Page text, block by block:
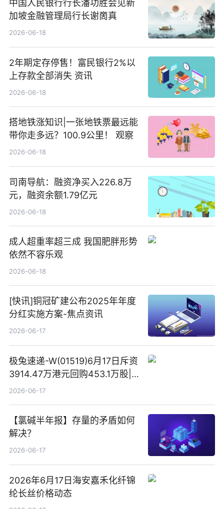
中国人民银行行长潘功胜会见新
加坡金融管理局行长谢啇真
2026-06-18
2年期定存停售！富民银行2%以
上存款全部消失 资讯
2026-06-18
搭地铁涨知识|一张地铁票最远能
带你走多远？100.9公里！ 观察
2026-06-18
司南导航：融资净买入226.8万
元，融资余额1.79亿元
2026-06-18
成人超重率超三成 我国肥胖形势
依然不容乐观
2026-06-18
[快讯]铜冠矿建公布2025年年度
分红实施方案-焦点资讯
2026-06-17
极兔速递-W(01519)6月17日斥资
3914.47万港元回购453.1万股|
焦点快报
2026-06-17
【氯碱半年报】存量的矛盾如何
解决？
2026-06-17
2026年6月17日海安嘉禾化纤锦
纶长丝价格动态